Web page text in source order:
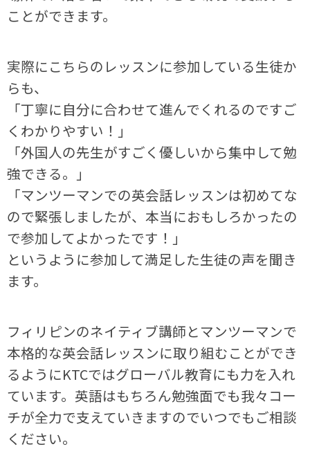
ことができます。
実際にこちらのレッスンに参加している生徒か
らも、
「丁寧に自分に合わせて進んでくれるのですご
くわかりやすい！」
「外国人の先生がすごく優しいから集中して勉
強できる。」
「マンツーマンでの英会話レッスンは初めてな
ので緊張しましたが、本当におもしろかったの
で参加してよかったです！」
というように参加して満足した生徒の声を聞き
ます。
フィリピンのネイティブ講師とマンツーマンで
本格的な英会話レッスンに取り組むことができ
るようにKTCではグローバル教育にも力を入れ
ています。英語はもちろん勉強面でも我々コー
チが全力で支えていきますのでいつでもご相談
ください。